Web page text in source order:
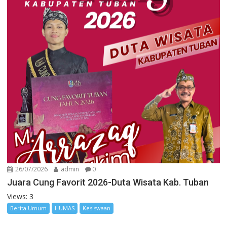
26/07/2026 admin 0
Juara Cung Favorit 2026-Duta Wisata Kab. Tuban
Views: 3
Berita Umum HUMAS Kesiswaan